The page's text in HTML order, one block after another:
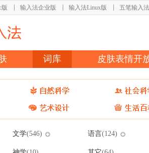
版 输入法企业版 输入法Linux版 五笔输入法
词库 皮肤表情开
文学(546) 语言(124)